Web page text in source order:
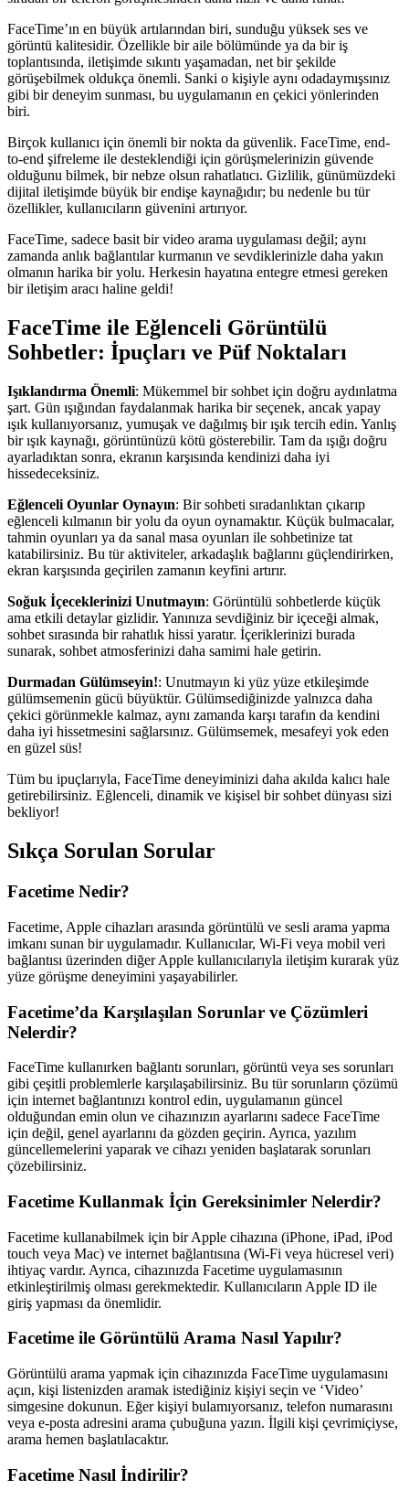
FaceTime’ın en büyük artılarından biri, sunduğu yüksek ses ve
görüntü kalitesidir. Özellikle bir aile bölümünde ya da bir iş
toplantısında, iletişimde sıkıntı yaşamadan, net bir şekilde
görüşebilmek oldukça önemli. Sanki o kişiyle aynı odadaymışsınız
gibi bir deneyim sunması, bu uygulamanın en çekici yönlerinden
biri.
Birçok kullanıcı için önemli bir nokta da güvenlik. FaceTime, end-
to-end şifreleme ile desteklendiği için görüşmelerinizin güvende
olduğunu bilmek, bir nebze olsun rahatlatıcı. Gizlilik, günümüzdeki
dijital iletişimde büyük bir endişe kaynağıdır; bu nedenle bu tür
özellikler, kullanıcıların güvenini artırıyor.
FaceTime, sadece basit bir video arama uygulaması değil; aynı
zamanda anlık bağlantılar kurmanın ve sevdiklerinizle daha yakın
olmanın harika bir yolu. Herkesin hayatına entegre etmesi gereken
bir iletişim aracı haline geldi!
FaceTime ile Eğlenceli Görüntülü
Sohbetler: İpuçları ve Püf Noktaları
Işıklandırma Önemli: Mükemmel bir sohbet için doğru aydınlatma
şart. Gün ışığından faydalanmak harika bir seçenek, ancak yapay
ışık kullanıyorsanız, yumuşak ve dağılmış bir ışık tercih edin. Yanlış
bir ışık kaynağı, görüntünüzü kötü gösterebilir. Tam da ışığı doğru
ayarladıktan sonra, ekranın karşısında kendinizi daha iyi
hissedeceksiniz.
Eğlenceli Oyunlar Oynayın: Bir sohbeti sıradanlıktan çıkarıp
eğlenceli kılmanın bir yolu da oyun oynamaktır. Küçük bulmacalar,
tahmin oyunları ya da sanal masa oyunları ile sohbetinize tat
katabilirsiniz. Bu tür aktiviteler, arkadaşlık bağlarını güçlendirirken,
ekran karşısında geçirilen zamanın keyfini artırır.
Soğuk İçeceklerinizi Unutmayın: Görüntülü sohbetlerde küçük
ama etkili detaylar gizlidir. Yanınıza sevdiğiniz bir içeceği almak,
sohbet sırasında bir rahatlık hissi yaratır. İçeriklerinizi burada
sunarak, sohbet atmosferinizi daha samimi hale getirin.
Durmadan Gülümseyin!: Unutmayın ki yüz yüze etkileşimde
gülümsemenin gücü büyüktür. Gülümsediğinizde yalnızca daha
çekici görünmekle kalmaz, aynı zamanda karşı tarafın da kendini
daha iyi hissetmesini sağlarsınız. Gülümsemek, mesafeyi yok eden
en güzel süs!
Tüm bu ipuçlarıyla, FaceTime deneyiminizi daha akılda kalıcı hale
getirebilirsiniz. Eğlenceli, dinamik ve kişisel bir sohbet dünyası sizi
bekliyor!
Sıkça Sorulan Sorular
Facetime Nedir?
Facetime, Apple cihazları arasında görüntülü ve sesli arama yapma
imkanı sunan bir uygulamadır. Kullanıcılar, Wi-Fi veya mobil veri
bağlantısı üzerinden diğer Apple kullanıcılarıyla iletişim kurarak yüz
yüze görüşme deneyimini yaşayabilirler.
Facetime’da Karşılaşılan Sorunlar ve Çözümleri
Nelerdir?
FaceTime kullanırken bağlantı sorunları, görüntü veya ses sorunları
gibi çeşitli problemlerle karşılaşabilirsiniz. Bu tür sorunların çözümü
için internet bağlantınızı kontrol edin, uygulamanın güncel
olduğundan emin olun ve cihazınızın ayarlarını sadece FaceTime
için değil, genel ayarlarını da gözden geçirin. Ayrıca, yazılım
güncellemelerini yaparak ve cihazı yeniden başlatarak sorunları
çözebilirsiniz.
Facetime Kullanmak İçin Gereksinimler Nelerdir?
Facetime kullanabilmek için bir Apple cihazına (iPhone, iPad, iPod
touch veya Mac) ve internet bağlantısına (Wi-Fi veya hücresel veri)
ihtiyaç vardır. Ayrıca, cihazınızda Facetime uygulamasının
etkinleştirilmiş olması gerekmektedir. Kullanıcıların Apple ID ile
giriş yapması da önemlidir.
Facetime ile Görüntülü Arama Nasıl Yapılır?
Görüntülü arama yapmak için cihazınızda FaceTime uygulamasını
açın, kişi listenizden aramak istediğiniz kişiyi seçin ve ‘Video’
simgesine dokunun. Eğer kişiyi bulamıyorsanız, telefon numarasını
veya e-posta adresini arama çubuğuna yazın. İlgili kişi çevrimiçiyse,
arama hemen başlatılacaktır.
Facetime Nasıl İndirilir?